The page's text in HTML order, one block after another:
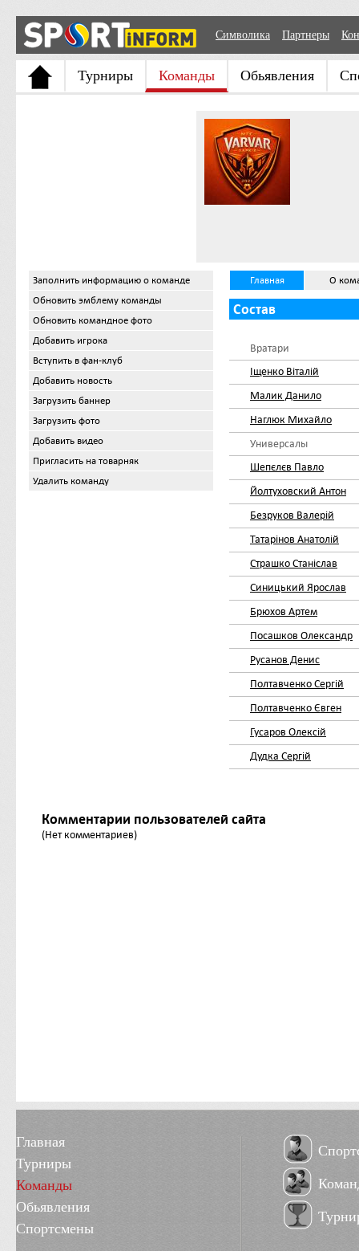
Символика Партнеры
Турниры Команды Обьявления
Заполнить информацию о команде
Обновить эмблему команды
Обновить командное фото
Добавить игрока
Вступить в фан-клуб
Добавить новость
Загрузить баннер
Загрузить фото
Добавить видео
Пригласить на товарняк
Удалить команду
Главная О
Состав
Вратари
Іщенко Віталій
Малик Данило
Наглюк Михайло
Универсалы
Шепєлєв Павло
Йолтуховский Антон
Безруков Валерій
Татарінов Анатолій
Страшко Станіслав
Синицький Ярослав
Брюхов Артем
Посашков Олександр
Русанов Денис
Полтавченко Сергій
Полтавченко Євген
Гусаров Олексій
Дудка Сергій
Комментарии пользователей сайта
(Нет комментариев)
Главная
Турниры
Команды
Обьявления
Спортсмены